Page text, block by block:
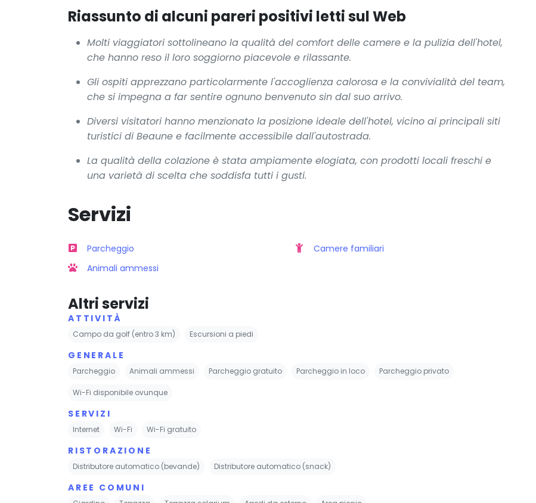
Riassunto di alcuni pareri positivi letti sul Web
Molti viaggiatori sottolineano la qualità del comfort delle camere e la pulizia dell'hotel,
che hanno reso il loro soggiorno piacevole e rilassante.
Gli ospiti apprezzano particolarmente l'accoglienza calorosa e la convivialità del team,
che si impegna a far sentire ognuno benvenuto sin dal suo arrivo.
Diversi visitatori hanno menzionato la posizione ideale dell'hotel, vicino ai principali siti
turistici di Beaune e facilmente accessibile dall'autostrada.
La qualità della colazione è stata ampiamente elogiata, con prodotti locali freschi e
una varietà di scelta che soddisfa tutti i gusti.
Servizi
Parcheggio
Animali ammessi
Camere familiari
Altri servizi
ATTIVITÀ
Campo da golf (entro 3 km) Escursioni a piedi
GENERALE
Parcheggio Animali ammessi Parcheggio gratuito Parcheggio in loco Parcheggio privato
Wi-Fi disponibile ovunque
SERVIZI
Internet Wi-Fi Wi-Fi gratuito
RISTORAZIONE
Distributore automatico (bevande) Distributore automatico (snack)
AREE COMUNI